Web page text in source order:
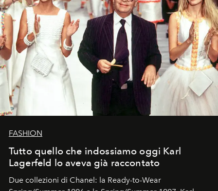
FASHION
Tutto quello che indossiamo oggi Karl
Lagerfeld lo aveva già raccontato
Due collezioni di Chanel: la Ready-to-Wear